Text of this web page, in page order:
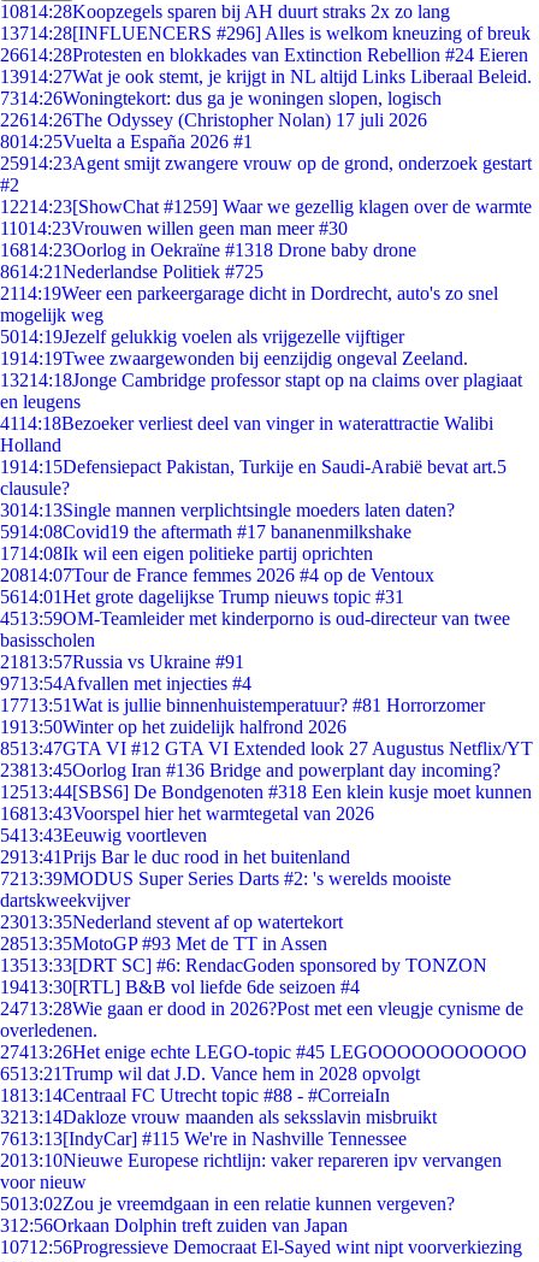
10814:28Koopzegels sparen bij AH duurt straks 2x zo lang
13714:28[INFLUENCERS #296] Alles is welkom kneuzing of breuk
26614:28Protesten en blokkades van Extinction Rebellion #24 Eieren
13914:27Wat je ook stemt, je krijgt in NL altijd Links Liberaal Beleid.
7314:26Woningtekort: dus ga je woningen slopen, logisch
22614:26The Odyssey (Christopher Nolan) 17 juli 2026
8014:25Vuelta a España 2026 #1
25914:23Agent smijt zwangere vrouw op de grond, onderzoek gestart
#2
12214:23[ShowChat #1259] Waar we gezellig klagen over de warmte
11014:23Vrouwen willen geen man meer #30
16814:23Oorlog in Oekraïne #1318 Drone baby drone
8614:21Nederlandse Politiek #725
2114:19Weer een parkeergarage dicht in Dordrecht, auto's zo snel
mogelijk weg
5014:19Jezelf gelukkig voelen als vrijgezelle vijftiger
1914:19Twee zwaargewonden bij eenzijdig ongeval Zeeland.
13214:18Jonge Cambridge professor stapt op na claims over plagiaat
en leugens
4114:18Bezoeker verliest deel van vinger in waterattractie Walibi
Holland
1914:15Defensiepact Pakistan, Turkije en Saudi-Arabië bevat art.5
clausule?
3014:13Single mannen verplichtsingle moeders laten daten?
5914:08Covid19 the aftermath #17 bananenmilkshake
1714:08Ik wil een eigen politieke partij oprichten
20814:07Tour de France femmes 2026 #4 op de Ventoux
5614:01Het grote dagelijkse Trump nieuws topic #31
4513:59OM-Teamleider met kinderporno is oud-directeur van twee
basisscholen
21813:57Russia vs Ukraine #91
9713:54Afvallen met injecties #4
17713:51Wat is jullie binnenhuistemperatuur? #81 Horrorzomer
1913:50Winter op het zuidelijk halfrond 2026
8513:47GTA VI #12 GTA VI Extended look 27 Augustus Netflix/YT
23813:45Oorlog Iran #136 Bridge and powerplant day incoming?
12513:44[SBS6] De Bondgenoten #318 Een klein kusje moet kunnen
16813:43Voorspel hier het warmtegetal van 2026
5413:43Eeuwig voortleven
2913:41Prijs Bar le duc rood in het buitenland
7213:39MODUS Super Series Darts #2: 's werelds mooiste
dartskweekvijver
23013:35Nederland stevent af op watertekort
28513:35MotoGP #93 Met de TT in Assen
13513:33[DRT SC] #6: RendacGoden sponsored by TONZON
19413:30[RTL] B&B vol liefde 6de seizoen #4
24713:28Wie gaan er dood in 2026?Post met een vleugje cynisme de
overledenen.
27413:26Het enige echte LEGO-topic #45 LEGOOOOOOOOOOO
6513:21Trump wil dat J.D. Vance hem in 2028 opvolgt
1813:14Centraal FC Utrecht topic #88 - #CorreiaIn
3213:14Dakloze vrouw maanden als seksslavin misbruikt
7613:13[IndyCar] #115 We're in Nashville Tennessee
2013:10Nieuwe Europese richtlijn: vaker repareren ipv vervangen
voor nieuw
5013:02Zou je vreemdgaan in een relatie kunnen vergeven?
312:56Orkaan Dolphin treft zuiden van Japan
10712:56Progressieve Democraat El-Sayed wint nipt voorverkiezing